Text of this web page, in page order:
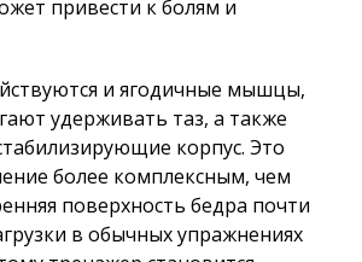
привести к болям и
и ягодичные мышцы,
удерживать таз, а также
корпус. Это
более комплексным, чем
поверхность бедра почти
в обычных упражнениях